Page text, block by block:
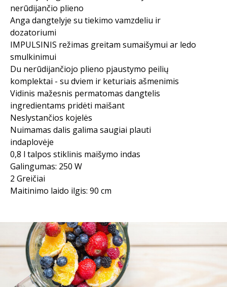
nerūdijančio plieno
Anga dangtelyje su tiekimo vamzdeliu ir
dozatoriumi
IMPULSINIS režimas greitam sumaišymui ar ledo
smulkinimui
Du nerūdijančiojo plieno pjaustymo peilių
komplektai - su dviem ir keturiais ašmenimis
Vidinis mažesnis permatomas dangtelis
ingredientams pridėti maišant
Neslystančios kojelės
Nuimamas dalis galima saugiai plauti
indaplovėje
0,8 l talpos stiklinis maišymo indas
Galingumas: 250 W
2 Greičiai
Maitinimo laido ilgis: 90 cm